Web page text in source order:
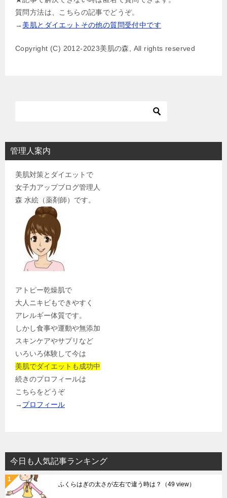
質問方法は、こちらの記事でどうぞ。
→ 美肌とダイエットその他の質問受付中です
Copyright (C) 2012-2023美肌の森, All rights reserved
管理人案内
美肌対策とダイエットで
女子力アップブログ管理人
森 水絵（薬剤師）です。
アトピー乾燥肌で
大人ニキビもできやすく
アレルギー体質です。
しかし食事や運動や無添加
スキンケアやサプリなど
いろいろ体験して今は
美肌でダイエットも成功中
続きのプロフィールは
こちらをどうぞ
→ プロフィール
今日も人気記事ランキング
ふくらはぎの太さが左右で違う時は？ （49 view）